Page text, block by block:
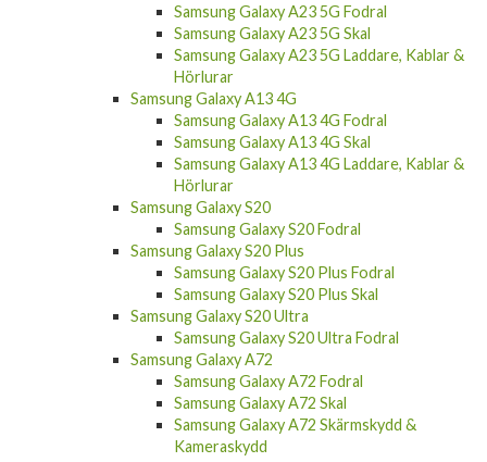
Samsung Galaxy A23 5G Fodral
Samsung Galaxy A23 5G Skal
Samsung Galaxy A23 5G Laddare, Kablar &
Hörlurar
Samsung Galaxy A13 4G
Samsung Galaxy A13 4G Fodral
Samsung Galaxy A13 4G Skal
Samsung Galaxy A13 4G Laddare, Kablar &
Hörlurar
Samsung Galaxy S20
Samsung Galaxy S20 Fodral
Samsung Galaxy S20 Plus
Samsung Galaxy S20 Plus Fodral
Samsung Galaxy S20 Plus Skal
Samsung Galaxy S20 Ultra
Samsung Galaxy S20 Ultra Fodral
Samsung Galaxy A72
Samsung Galaxy A72 Fodral
Samsung Galaxy A72 Skal
Samsung Galaxy A72 Skärmskydd &
Kameraskydd